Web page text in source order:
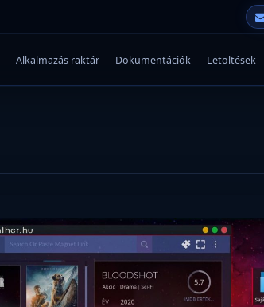
Alkalmazás raktár Dokumentációk Letöltések